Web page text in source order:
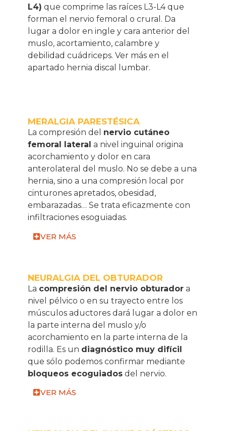
L4) que comprime las raíces L3-L4 que
forman el nervio femoral o crural. Da
lugar a dolor en ingle y cara anterior del
muslo, acortamiento, calambre y
debilidad cuádriceps. Ver más en el
apartado hernia discal lumbar.
MERALGIA PARESTÉSICA
La compresión del nervio cutáneo
femoral lateral a nivel inguinal origina
acorchamiento y dolor en cara
anterolateral del muslo. No se debe a una
hernia, sino a una compresión local por
cinturones apretados, obesidad,
embarazadas… Se trata eficazmente con
infiltraciones esoguiadas.
VER MÁS
NEURALGIA DEL OBTURADOR
La compresión del nervio obturador a
nivel pélvico o en su trayecto entre los
músculos aductores dará lugar a dolor en
la parte interna del muslo y/o
acorchamiento en la parte interna de la
rodilla. Es un diagnóstico muy difícil
que sólo podemos confirmar mediante
bloqueos ecoguiados del nervio.
VER MÁS